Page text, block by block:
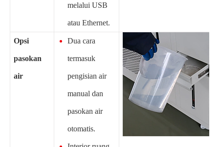
melalui USB
atau Ethernet.
Opsi
pasokan
air
Dua cara
termasuk
pengisian air
manual dan
pasokan air
otomatis.